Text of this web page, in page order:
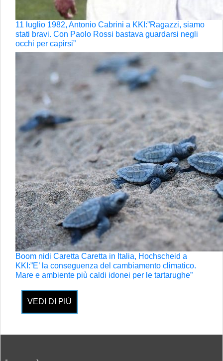
11 luglio 1982, Antonio Cabrini a KKI:”Ragazzi, siamo
stati bravi. Con Paolo Rossi bastava guardarsi negli
occhi per capirsi”
Boom nidi Caretta Caretta in Italia, Hochscheid a
KKI:”E’ la conseguenza del cambiamento climatico.
Mare e ambiente più caldi idonei per le tartarughe”
VEDI DI PIÙ